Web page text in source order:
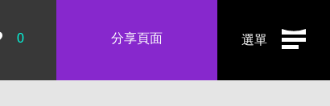
選單
數：
0 分享頁面